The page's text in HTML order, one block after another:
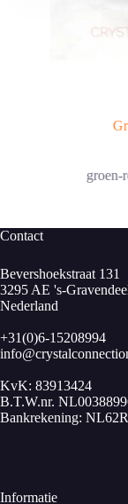
groen-
Contact
Bevershoekstraat 131
3295 AE 's-
Nederland
+31(0)6-15208994
KvK: 83913424
B.T.W.nr.
Bankrekening:
Informatie